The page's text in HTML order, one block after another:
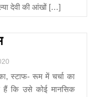
देवी की आंखों […]
स्टाफ- रूम में चर्चा का
हैं कि उसे कोई मानसिक